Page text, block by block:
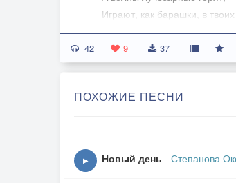
Играют, как барашки, в твоих
Лишь только танцы и наши
Лишь помню танцы и наши
Ракушки мне дарил и звезды
Лишь только танцы и наши
42 9 37
ПОХОЖИЕ ПЕСНИ
▶ Новый день - Степанова